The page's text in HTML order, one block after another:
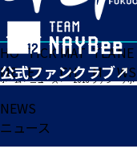
HO
ME
TICK
ET
MAT
CH
TEA
M
NE
WS
ホーム>ニュース>「2016 ファン・サ
NEWS
ニュース